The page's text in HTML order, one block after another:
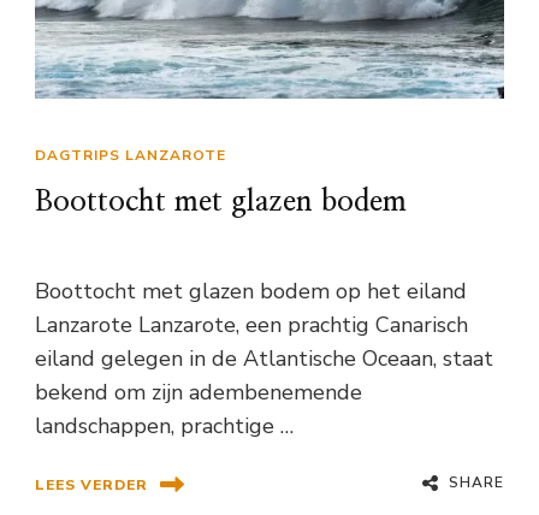
DAGTRIPS LANZAROTE
Boottocht met glazen bodem
Boottocht met glazen bodem op het eiland
Lanzarote Lanzarote, een prachtig Canarisch
eiland gelegen in de Atlantische Oceaan, staat
bekend om zijn adembenemende
landschappen, prachtige …
LEES VERDER SHARE